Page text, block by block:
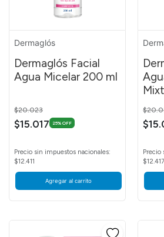
Dermaglós
Dermaglós Facial
Agua Micelar 200 ml
Price reduced from
$20.023
$15.017 25% OFF
Precio sin impuestos nacionales:
$12.411
Agregar al carrito
Price
Precio
$12.417